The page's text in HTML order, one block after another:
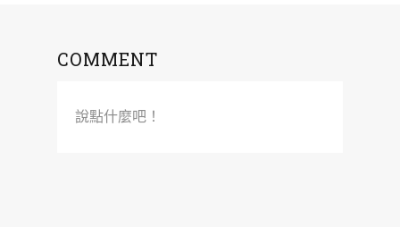
COMMENT
說點什麼吧！